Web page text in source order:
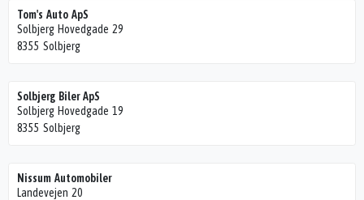
Tom's Auto ApS
Solbjerg Hovedgade 29
8355 Solbjerg
Solbjerg Biler ApS
Solbjerg Hovedgade 19
8355 Solbjerg
Nissum Automobiler
Landevejen 20